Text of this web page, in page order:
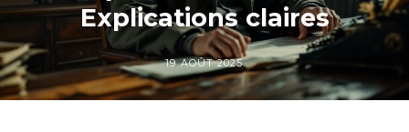
Explications claires
19 AOÛT 2025